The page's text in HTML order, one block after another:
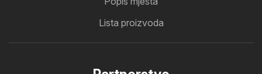
Lista proizvoda